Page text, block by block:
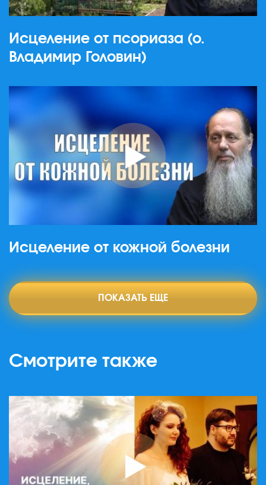
Исцеление от псориаза (о.
Владимир Головин)
Исцеление от кожной болезни
ПОКАЗАТЬ ЕЩЕ
Смотрите также